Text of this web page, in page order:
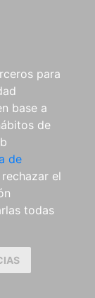
para
base a
de
de
el
todas